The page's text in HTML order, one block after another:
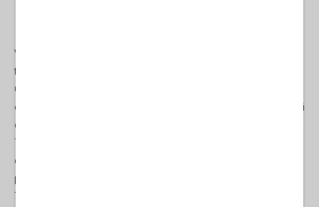
Vi vivono 170 milioni di musulmani, hanno un PIL aggregato di 2
trilioni. I loro organi sono un Consiglio dei Capi di Stato, il
Consiglio dei Ministri degli Esteri e organismi specializzati per
cultura, economia, sicurezza. Sono la fonte, ad Ankara, per sogni
di unità turca. Nel 2021 la Dichiarazione di Shusha, firmata con la
Turchia, ha elevato le relazioni bilaterali ad alleanza formale con
difesa congiunta. Russia e Cina ne sono rimasti fuori. Uno dei
primi atti è stato l’apprezzamento “per gli sforzi profusi dalla
Turchia in Siria”. Agli USA non potrebbe andar meglio, visto che il